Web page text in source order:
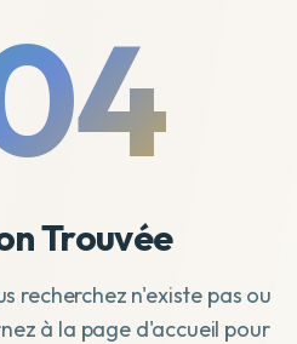
Trouvée
recherchez n'existe pas ou
à la page d'accueil pour